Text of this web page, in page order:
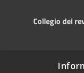
Collegio dei